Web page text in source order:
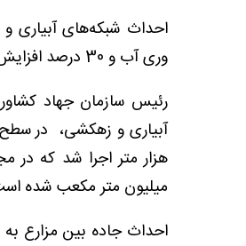
وری آب و 30 درصد افزایش راندمان انتقال آب می شود.
رئیس سازمان جهاد
میلیون متر مکعب شده